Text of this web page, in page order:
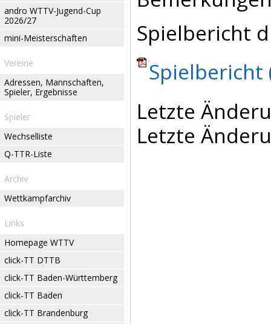
andro WTTV-Jugend-Cup
2026/27
mini-Meisterschaften
Vereine
Adressen, Mannschaften,
Spieler, Ergebnisse
Spieler
Wechselliste
Q-TTR-Liste
Archiv
Wettkampfarchiv
Links
Homepage WTTV
click-TT DTTB
click-TT Baden-Württemberg
click-TT Baden
click-TT Brandenburg
Spielbericht
Spielbericht
Letzte
Letzte